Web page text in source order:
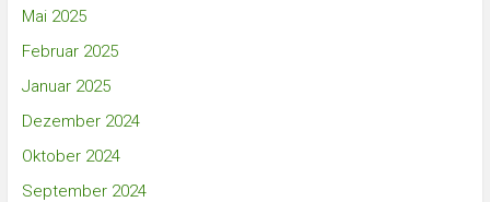
Mai 2025
Februar 2025
Januar 2025
Dezember 2024
Oktober 2024
September 2024